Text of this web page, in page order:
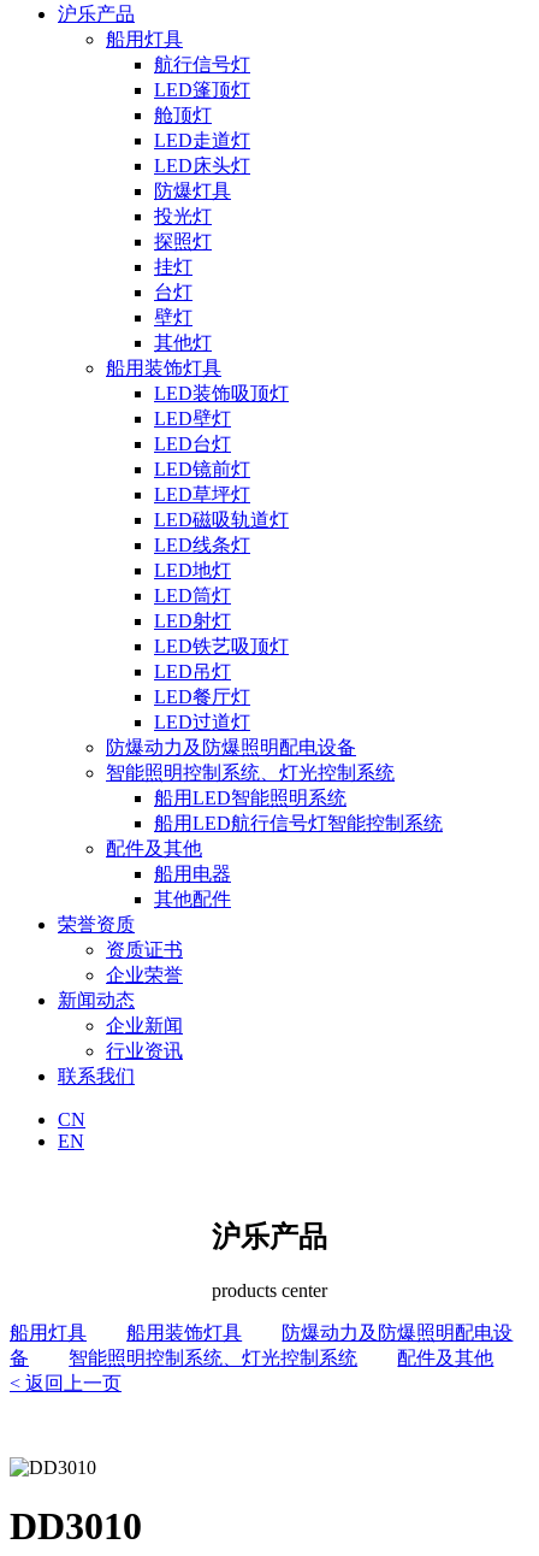
沪乐产品
船用灯具
航行信号灯
LED篷顶灯
舱顶灯
LED走道灯
LED床头灯
防爆灯具
投光灯
探照灯
挂灯
台灯
壁灯
其他灯
船用装饰灯具
LED装饰吸顶灯
LED壁灯
LED台灯
LED镜前灯
LED草坪灯
LED磁吸轨道灯
LED线条灯
LED地灯
LED筒灯
LED射灯
LED铁艺吸顶灯
LED吊灯
LED餐厅灯
LED过道灯
防爆动力及防爆照明配电设备
智能照明控制系统、灯光控制系统
船用LED智能照明系统
船用LED航行信号灯智能控制系统
配件及其他
船用电器
其他配件
荣誉资质
资质证书
企业荣誉
新闻动态
企业新闻
行业资讯
联系我们
CN
EN
沪乐产品
products center
船用灯具 船用装饰灯具
防爆动力及防爆照明配电设
备
智能照明控制系统、灯光控制系统
配件及其他
< 返回上一页
DD3010